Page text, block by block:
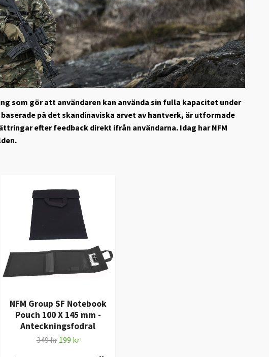
som gör att användaren kan använda sin fulla kapacitet under
på det skandinaviska arvet av hantverk, är utformade
efter feedback direkt ifrån användarna. Idag har NFM
NFM Group SF Notebook
Pouch 100 X 145 mm -
Anteckningsfodral
349 kr 199 kr